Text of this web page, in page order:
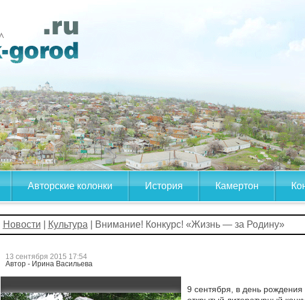
Авторские колонки История Камертон
Новости Культура | Внимание! Конкурс! «Жизнь — за Родину»
13 сентября 2015 17:54
Автор - Ирина Васильева
9 сентября, в день рождения